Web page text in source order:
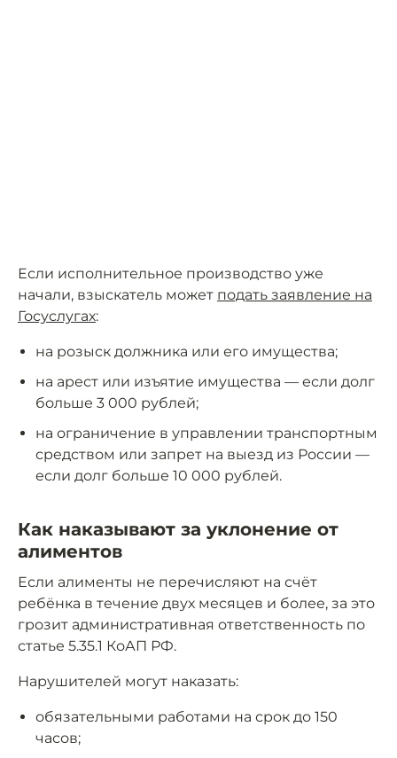
Если исполнительное производство уже
начали, взыскатель может подать заявление на
Госуслугах:
на розыск должника или его имущества;
на арест или изъятие имущества — если долг
больше 3 000 рублей;
на ограничение в управлении транспортным
средством или запрет на выезд из России —
если долг больше 10 000 рублей.
Как наказывают за уклонение от
алиментов
Если алименты не перечисляют на счёт
ребёнка в течение двух месяцев и более, за это
грозит административная ответственность по
статье 5.35.1 КоАП РФ.
Нарушителей могут наказать:
обязательными работами на срок до 150
часов;